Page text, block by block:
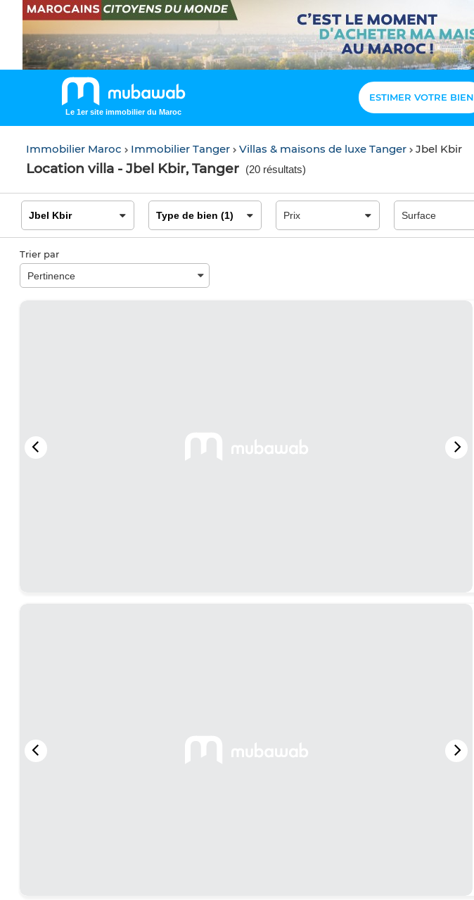
Le 1er site immobilier du Maroc
ESTIMER VOTRE BIEN
Immobilier Maroc Immobilier Tanger Villas & maisons de luxe Tanger Jbel Kbir
Location villa - Jbel Kbir, Tanger (20 résultats)
Trier par